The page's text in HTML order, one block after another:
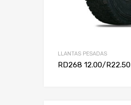
LLANTAS PESADAS
RD268 12.00/R22.50